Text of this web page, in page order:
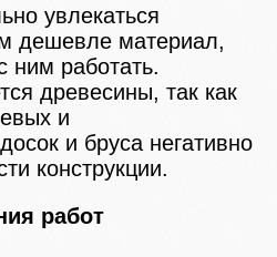
увлекаться
дешевле материал,
ним работать.
древесины, так как
и
и бруса негативно
конструкции.
работ